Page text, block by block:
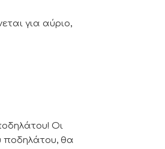
για αύριο,
Οι
ποδηλάτου, θα